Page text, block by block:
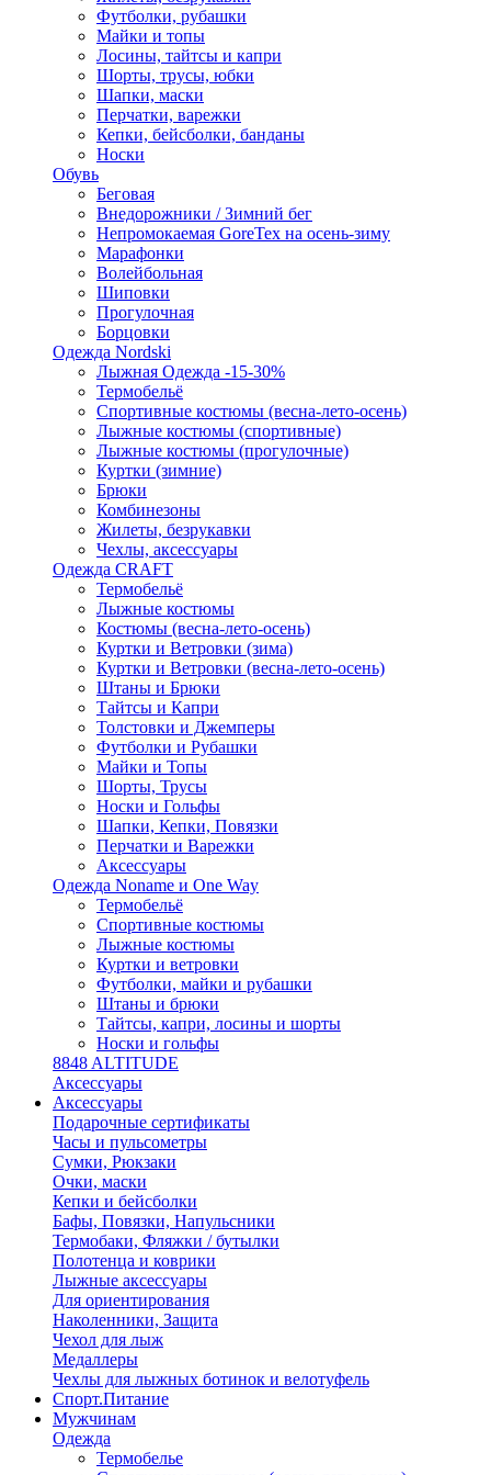
Футболки, рубашки
Майки и топы
Лосины, тайтсы и капри
Шорты, трусы, юбки
Шапки, маски
Перчатки, варежки
Кепки, бейсболки, банданы
Носки
Обувь
Беговая
Внедорожники / Зимний бег
Непромокаемая GoreTex на осень-зиму
Марафонки
Волейбольная
Шиповки
Прогулочная
Борцовки
Одежда Nordski
Лыжная Одежда -15-30%
Термобельё
Спортивные костюмы (весна-лето-осень)
Лыжные костюмы (спортивные)
Лыжные костюмы (прогулочные)
Куртки (зимние)
Брюки
Комбинезоны
Жилеты, безрукавки
Чехлы, аксессуары
Одежда CRAFT
Термобельё
Лыжные костюмы
Костюмы (весна-лето-осень)
Куртки и Ветровки (зима)
Куртки и Ветровки (весна-лето-осень)
Штаны и Брюки
Тайтсы и Капри
Толстовки и Джемперы
Футболки и Рубашки
Майки и Топы
Шорты, Трусы
Носки и Гольфы
Шапки, Кепки, Повязки
Перчатки и Варежки
Аксессуары
Одежда Noname и One Way
Термобельё
Спортивные костюмы
Лыжные костюмы
Куртки и ветровки
Футболки, майки и рубашки
Штаны и брюки
Тайтсы, капри, лосины и шорты
Носки и гольфы
8848 ALTITUDE
Аксессуары
Аксессуары
Подарочные сертификаты
Часы и пульсометры
Сумки, Рюкзаки
Очки, маски
Кепки и бейсболки
Бафы, Повязки, Напульсники
Термобаки, Фляжки / бутылки
Полотенца и коврики
Лыжные аксессуары
Для ориентирования
Наколенники, Защита
Чехол для лыж
Медаллеры
Чехлы для лыжных ботинок и велотуфель
Спорт.Питание
Мужчинам
Одежда
Термобелье